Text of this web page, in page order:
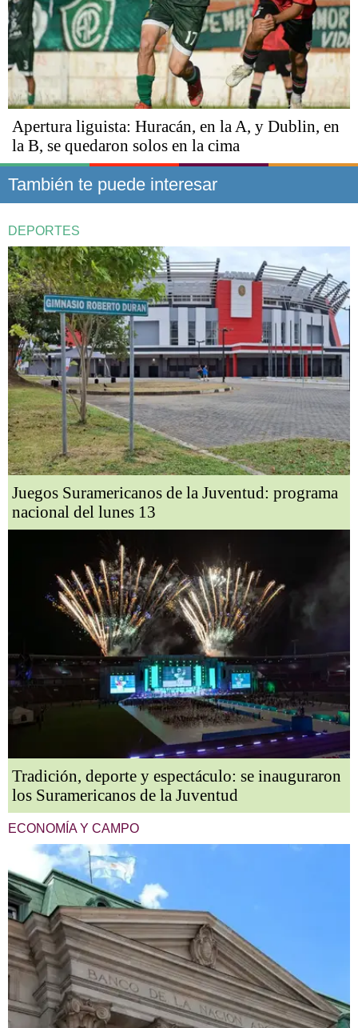
Apertura liguista: Huracán, en la A, y Dublin, en
la B, se quedaron solos en la cima
También te puede interesar
DEPORTES
Juegos Suramericanos de la Juventud: programa
nacional del lunes 13
Tradición, deporte y espectáculo: se inauguraron
los Suramericanos de la Juventud
ECONOMÍA Y CAMPO